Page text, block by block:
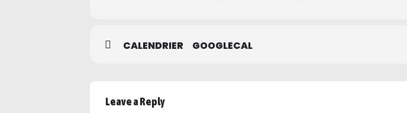
CALENDRIER GOOGLECAL
Leave a Reply